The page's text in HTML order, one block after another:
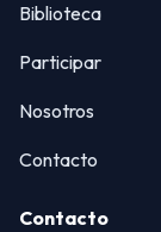
Biblioteca
Participar
Nosotros
Contacto
Contacto